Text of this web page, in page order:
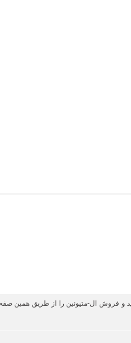
و فروش ال-متیونین را از طریق همین